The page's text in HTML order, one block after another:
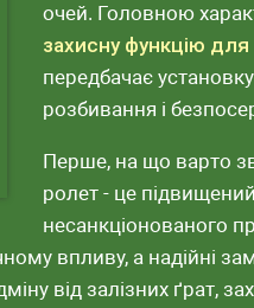
очей. Головною
захисну функцію для
передбачає
розбивання і
Перше, на що варто
ролет - це
несанкціонованого
впливу, а надійні
від залізних ґрат,